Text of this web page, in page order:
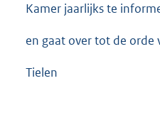
Kamer jaarlijks te
en gaat over tot de orde
Tielen